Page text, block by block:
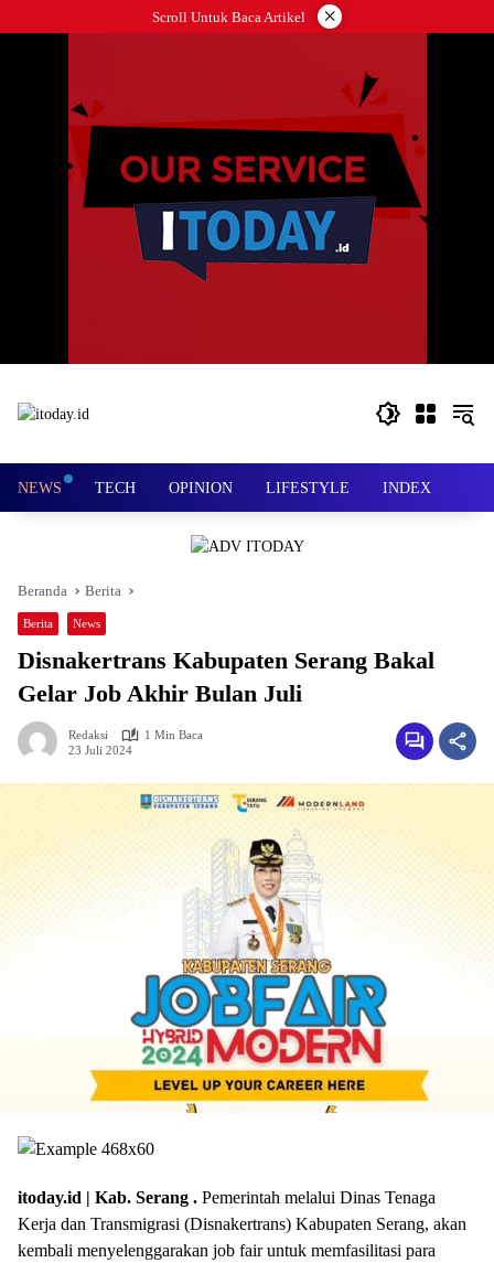
ke
Scroll Untuk Baca Artikel ×
NEWS TECH OPINION LIFESTYLE INDEX
Beranda Berita
Berita News
Disnakertrans Kabupaten Serang Bakal
Gelar Job Akhir Bulan Juli
Redaksi
1 Min Baca
23 Juli 2024
itoday.id | Kab. Serang . Pemerintah melalui Dinas Tenaga
Kerja dan Transmigrasi (Disnakertrans) Kabupaten Serang, akan
kembali menyelenggarakan job fair untuk memfasilitasi para